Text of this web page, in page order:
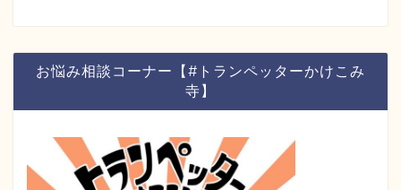
お悩み相談コーナー【#トランペッターかけこみ
寺】